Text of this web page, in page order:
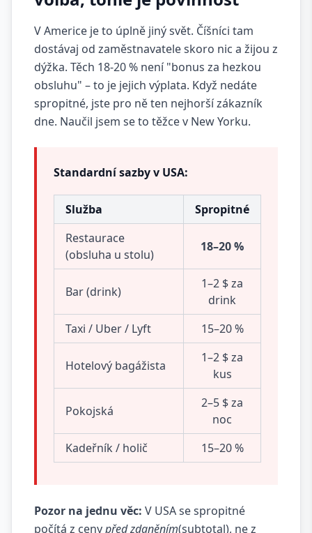
V Americe je to úplně jiný svět. Číšníci tam
dostávaj od zaměstnavatele skoro nic a žijou z
dýžka. Těch 18-20 % není "bonus za hezkou
obsluhu" – to je jejich výplata. Když nedáte
spropitné, jste pro ně ten nejhorší zákazník
dne. Naučil jsem se to těžce v New Yorku.
Standardní sazby v USA:
Služba
Spropitné
Restaurace
(obsluha u stolu)
18–20 %
Bar (drink)
1–2 $ za
drink
Taxi / Uber / Lyft
15–20 %
Hotelový bagážista
1–2 $ za
kus
Pokojská
2–5 $ za
noc
Kadeřník / holič
15–20 %
Pozor na jednu věc: V USA se spropitné
počítá z cenypřed zdaněním(subtotal), ne z